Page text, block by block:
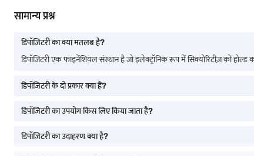
सामान्य प्रश्न
डिपॉजिटरी का क्या मतलब है?
डिपॉजिटरी एक फाइनेंशियल संस्थान है जो इलेक्ट्रॉनिक रूप में सिक्योरिटीज़ को
डिपॉजिटरी के दो प्रकार क्या हैं?
डिपॉजिटरी का उपयोग किस लिए किया जाता है?
डिपॉजिटरी का उदाहरण क्या है?